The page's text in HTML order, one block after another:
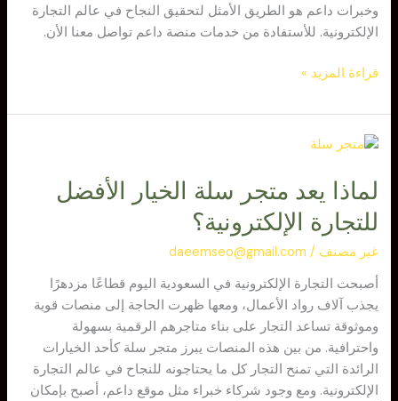
وخبرات داعم هو الطريق الأمثل لتحقيق النجاح في عالم التجارة
الإلكترونية. للأستفادة من خدمات منصة داعم تواصل معنا الأن.
قراءة المزيد »
لماذا يعد متجر سلة الخيار الأفضل
للتجارة الإلكترونية؟
غير مصنف /
daeemseo@gmail.com
أصبحت التجارة الإلكترونية في السعودية اليوم قطاعًا مزدهرًا
يجذب آلاف رواد الأعمال، ومعها ظهرت الحاجة إلى منصات قوية
وموثوقة تساعد التجار على بناء متاجرهم الرقمية بسهولة
واحترافية. من بين هذه المنصات يبرز متجر سلة كأحد الخيارات
الرائدة التي تمنح التجار كل ما يحتاجونه للنجاح في عالم التجارة
الإلكترونية. ومع وجود شركاء خبراء مثل موقع داعم، أصبح بإمكان
لماذا
متجر
سلة
الخيار
الأفضل
للتجارة
الإلكترونية؟